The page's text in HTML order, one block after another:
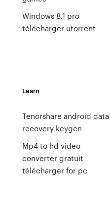
Windows 8.1 pro
télécharger utorrent
Learn
Tenorshare android data
recovery keygen
Mp4 to hd video
converter gratuit
télécharger for pc